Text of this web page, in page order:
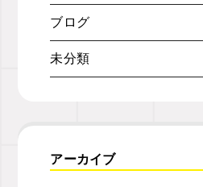
ブログ
未分類
アーカイブ